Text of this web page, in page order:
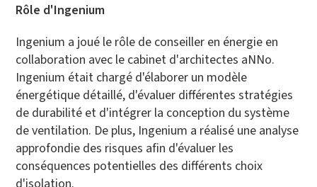
Rôle d'Ingenium
Ingenium a joué le rôle de conseiller en énergie en
collaboration avec le cabinet d'architectes aNNo.
Ingenium était chargé d'élaborer un modèle
énergétique détaillé, d'évaluer différentes stratégies
de durabilité et d'intégrer la conception du système
de ventilation. De plus, Ingenium a réalisé une analyse
approfondie des risques afin d'évaluer les
conséquences potentielles des différents choix